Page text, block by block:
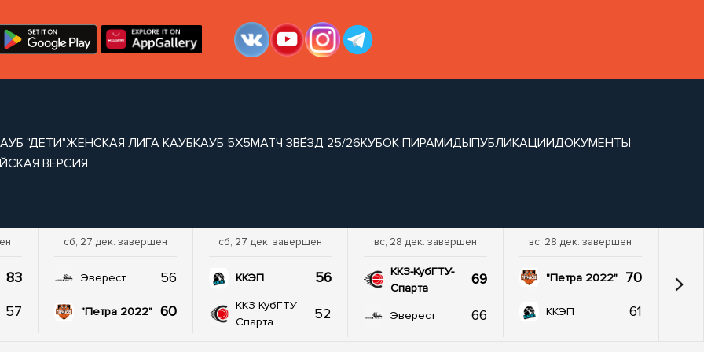
"ДЕТИ"ЖЕНСКАЯ ЛИГА КАУБКАУБ 5Х5МАТЧ ЗВЁЗД 25/26КУБОК ПИРАМИДЫПУБЛИКАЦИИДОКУМЕНТЫ
ВЕРСИЯ
83
57
сб, 27 дек. завершен
Эверест 56
"Петра 2022" 60
сб, 27 дек. завершен
ККЭП 56
ККЗ-КубГТУ-
Спарта
52
вс, 28 дек. завершен
ККЗ-КубГТУ-
Спарта
69
Эверест 66
вс, 28 дек. завершен
"Петра 2022" 70
ККЭП 61